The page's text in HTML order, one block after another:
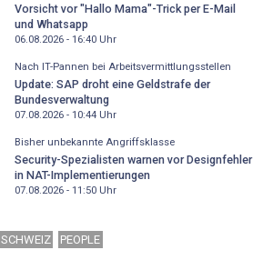
Vorsicht vor "Hallo Mama"-Trick per E-Mail
und Whatsapp
06.08.2026 - 16:40Uhr
Nach IT-Pannen bei Arbeitsvermittlungsstellen
Update: SAP droht eine Geldstrafe der
Bundesverwaltung
07.08.2026 - 10:44Uhr
Bisher unbekannte Angriffsklasse
Security-Spezialisten warnen vor Designfehler
in NAT-Implementierungen
07.08.2026 - 11:50Uhr
SCHWEIZ
PEOPLE